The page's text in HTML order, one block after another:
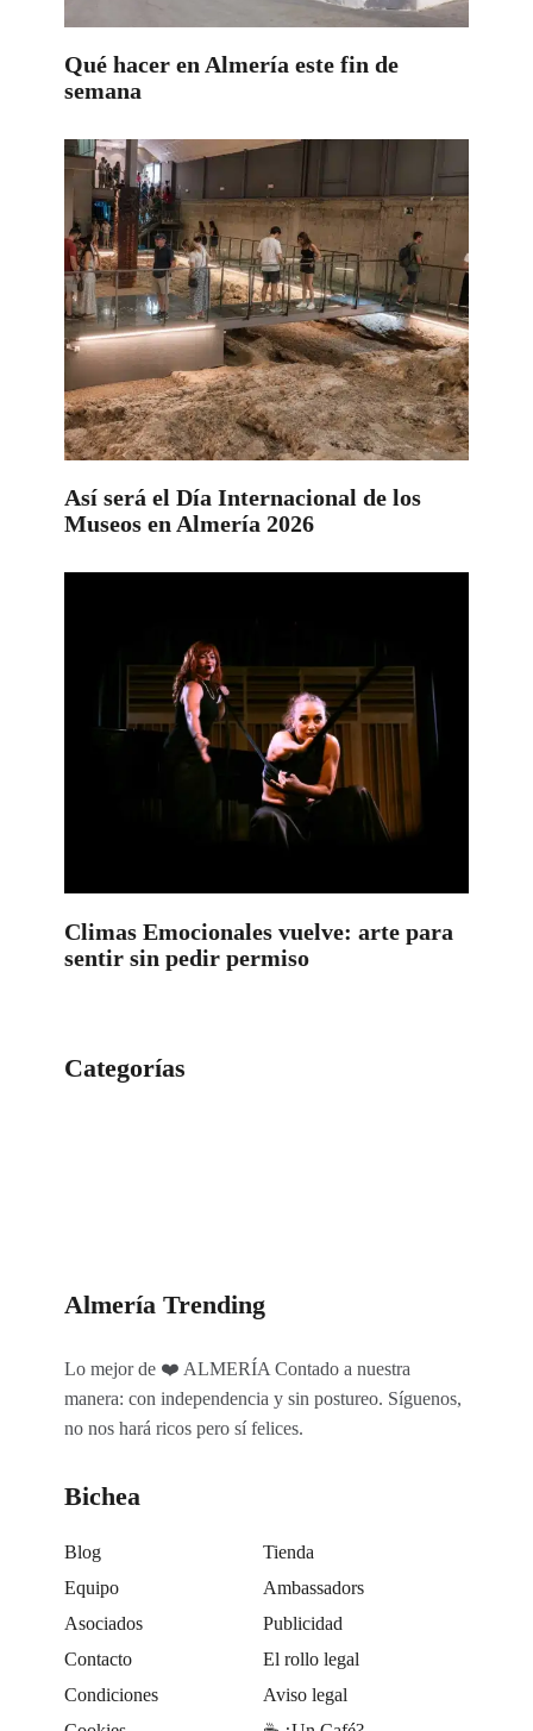
Qué hacer en Almería este fin de
semana
Así será el Día Internacional de los
Museos en Almería 2026
Climas Emocionales vuelve: arte para
sentir sin pedir permiso
Categorías
Almería Trending
Lo mejor de ❤️ ALMERÍA Contado a nuestra
manera: con independencia y sin postureo. Síguenos,
no nos hará ricos pero sí felices.
Bichea
Blog
Tienda
Equipo
Ambassadors
Asociados
Publicidad
Contacto
El rollo legal
Condiciones
Aviso legal